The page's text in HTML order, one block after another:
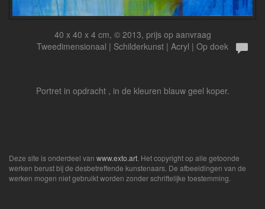
40 x 40 x 4 cm, © 2013, prijs op aanvraag
Tweedimensionaal | Schilderkunst | Acryl | Op doek
Portret in opdracht , in de kleuren blauw geel koper.
Deze site is onderdeel van www.exto.art . Het copyright op alle getoonde
werken berust bij de desbetreffende kunstenaars. De afbeeldingen van de
werken mogen niet gebruikt worden zonder schriftelijke toestemming.